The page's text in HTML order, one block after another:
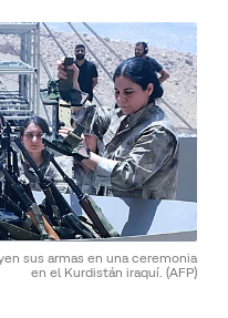
sus armas en una ceremonia
en el Kurdistán iraquí. (AFP)